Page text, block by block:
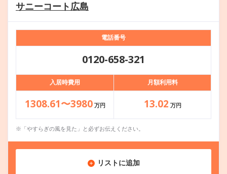
サニーコート広島
電話番号
0120-658-321
入居時費用 月額利用料
1308.61〜3980 万円 13.02 万円
※「やすらぎの風を見た」と必ずお伝えください。
リストに追加